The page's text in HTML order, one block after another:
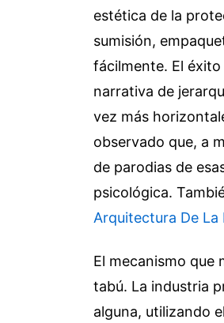
estética de la
sumisión,
fácilmente. El
narrativa de
vez más
observado que, a
de parodias de
psicológica.
Arquitectura De La
El mecanismo que
tabú. La industria
alguna, utilizando